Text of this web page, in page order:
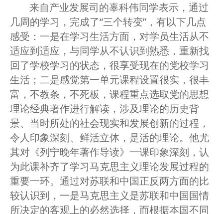
来自产业发展司的辜科伟同学表示，通过
几周的学习，完成了“三个转变”，有以下几点
感受：一是在学习生活方面，对学员生活从不
适应到适应，与同学从不认识到熟悉，重新找
回了学校学习的状态，很享受现在的党校学习
生活；二是感觉第一单元课程设置很实，很丰
富，不教条，不死板，课程重点选取党的思想
理论经典著作进行解读，涉及理论的历史背
景、当时所处的社会现实和发展创新的过程，
令人印象深刻、鲜活立体，是活的理论。他尤
其对《列宁晚年著作导读》一课印象深刻，认
为此课补齐了学习马克思主义理论发展过程的
重要一环。通过对苏联和中国正反两方面的比
较认识到，一是马克思主义是苏联和中国国情
所决定的客观上的必然选择，而根据本国不同